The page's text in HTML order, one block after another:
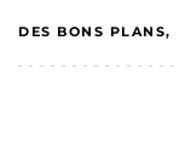
DES BONS PLANS